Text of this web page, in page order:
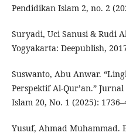
Pendidikan Islam 2, no. 2
Suryadi, Uci Sanusi & Rudi
Yogyakarta: Deepublish,
Suswanto, Abu Anwar.
Perspektif Al-Qur’an.”
Islam 20, No. 1 (2025):
Yusuf, Ahmad Muhammad.